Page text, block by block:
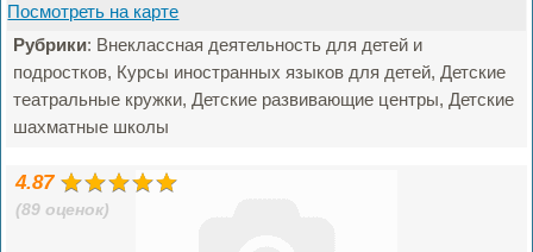
Посмотреть на карте
Рубрики: Внеклассная деятельность для детей и
подростков, Курсы иностранных языков для детей, Детские
театральные кружки, Детские развивающие центры, Детские
шахматные школы
4.87
(89 оценок)